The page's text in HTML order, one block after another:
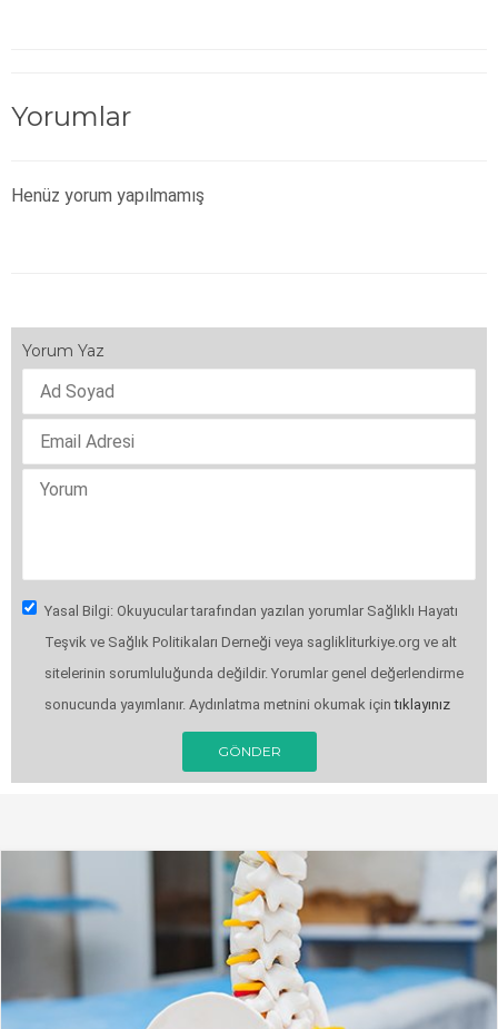
Yorumlar
Henüz yorum yapılmamış
Yorum Yaz
Yasal Bilgi: Okuyucular tarafından yazılan yorumlar Sağlıklı Hayatı
Teşvik ve Sağlık Politikaları Derneği veya saglikliturkiye.org ve alt
sitelerinin sorumluluğunda değildir. Yorumlar genel değerlendirme
sonucunda yayımlanır. Aydınlatma metnini okumak içintıklayınız
GÖNDER